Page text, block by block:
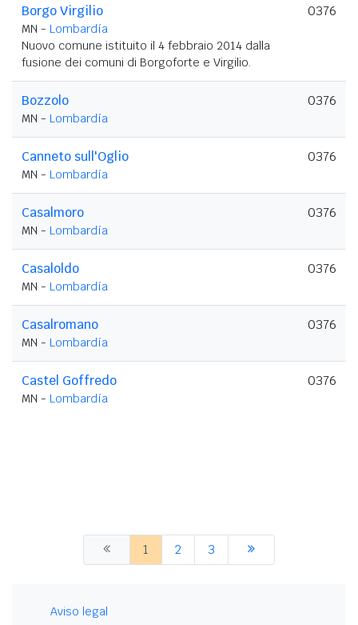
Borgo Virgilio
MN - Lombardía
Nuovo comune istituito il 4 febbraio 2014 dalla
fusione dei comuni di Borgoforte e Virgilio.
0376
Bozzolo
MN - Lombardía
0376
Canneto sull'Oglio
MN - Lombardía
0376
Casalmoro
MN - Lombardía
0376
Casaloldo
MN - Lombardía
0376
Casalromano
MN - Lombardía
0376
Castel Goffredo
MN - Lombardía
0376
1 2 3
Aviso legal